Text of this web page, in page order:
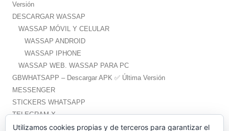
Versión
DESCARGAR WASSAP
WASSAP MÓVIL Y CELULAR
WASSAP ANDROID
WASSAP IPHONE
WASSAP WEB. WASSAP PARA PC
GBWHATSAPP – Descargar APK ✅️ Última Versión
MESSENGER
STICKERS WHATSAPP
TELEGRAM X
WHATSAPP PLUS – Descargar APK ✅️ Última Versión
Utilizamos cookies propias y de terceros para garantizar el